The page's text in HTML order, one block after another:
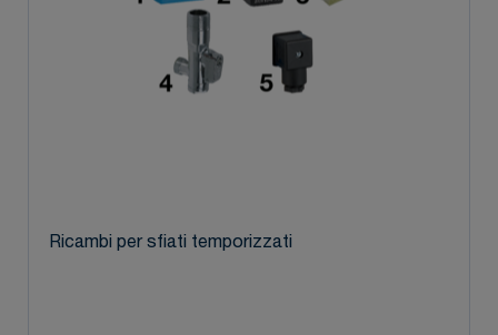
Ricambi per sfiati temporizzati